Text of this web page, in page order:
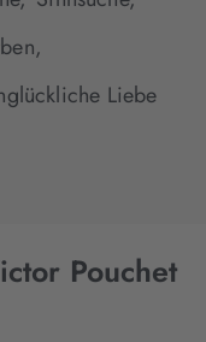
Liebe
Pouchet